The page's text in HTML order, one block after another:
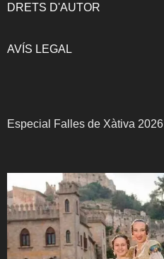
DRETS D'AUTOR
AVÍS LEGAL
Especial Falles de Xàtiva 2026